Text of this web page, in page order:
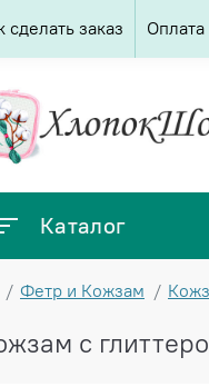
сделать заказ Оплата
Каталог
Фетр и Кожзам
с